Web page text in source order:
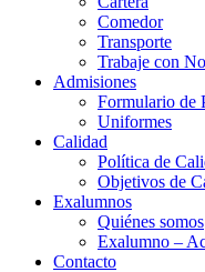
Comedor
Transporte
Trabaje con
Admisiones
Formulario de
Uniformes
Calidad
Política de
Objetivos de
Exalumnos
Quiénes somos
Exalumno –
Contacto